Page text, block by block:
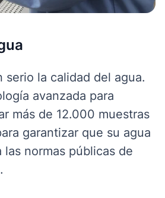
serio la calidad del agua.
avanzada para
más de 12.000 muestras
garantizar que su agua
las normas públicas de